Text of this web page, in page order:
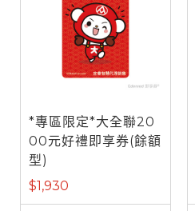
*專區限定*大全聯20
00元好禮即享券(餘額
型)
$1,930